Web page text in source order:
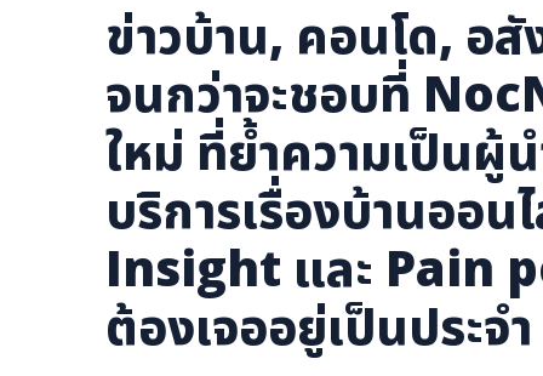
ข่าวบ้าน, คอนโด, อสั
จนกว่าจะชอบที่
ใหม่ ที่ย้ำความเป็นผู้
บริการเรื่องบ้านออ
Insight และ Pain
ต้องเจออยู่เป็นประจำ